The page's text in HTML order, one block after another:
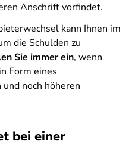
Anschrift vorfindet.
kann Ihnen im
die Schulden zu
Sie immer ein, wenn
Form eines
noch höheren
bei einer